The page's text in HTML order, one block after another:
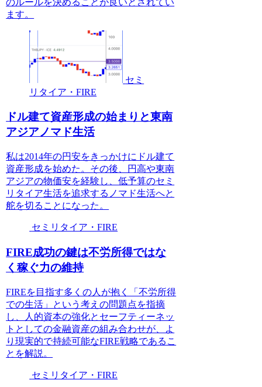
ます。
セミ
リタイア・FIRE
ドル建て資産形成の始まりと東南
アジアノマド生活
私は2014年の円安をきっかけにドル建て
資産形成を始めた。その後、円高や東南
アジアの物価安を経験し、低予算のセミ
リタイア生活を追求するノマド生活へと
舵を切ることになった。
セミリタイア・FIRE
FIRE成功の鍵は不労所得ではな
く稼ぐ力の維持
FIREを目指す多くの人が抱く「不労所得
での生活」という考えの問題点を指摘
し、人的資本の強化とセーフティーネッ
トとしての金融資産の組み合わせが、よ
り現実的で持続可能なFIRE戦略であるこ
とを解説。
セミリタイア・FIRE